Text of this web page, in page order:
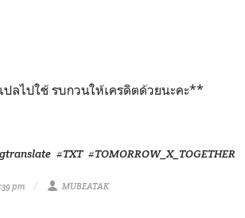
ลไปใช้ รบกวนให้เครดิตด้วยนะคะ**
#TXT #TOMORROW_X_TOGETHER
pm MUBEATAK